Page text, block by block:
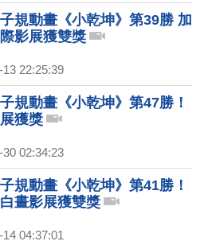
規動畫《小乾坤》第39勝 加
影展獲雙獎
13 22:25:39
規動畫《小乾坤》第47勝！
獲獎
30 02:34:23
規動畫《小乾坤》第41勝！
晝影展獲雙獎
04:37:01